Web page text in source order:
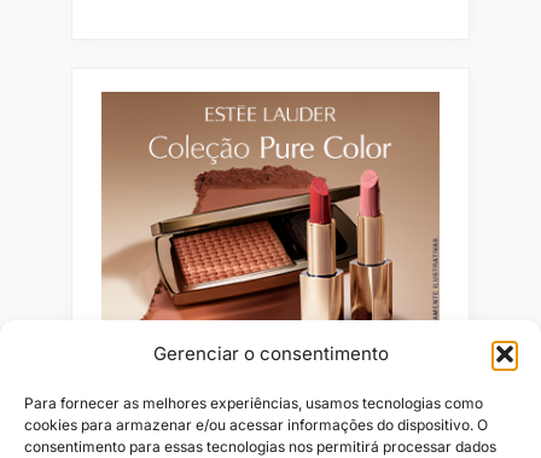
Gerenciar o consentimento
Para fornecer as melhores experiências, usamos tecnologias como
cookies para armazenar e/ou acessar informações do dispositivo. O
consentimento para essas tecnologias nos permitirá processar dados